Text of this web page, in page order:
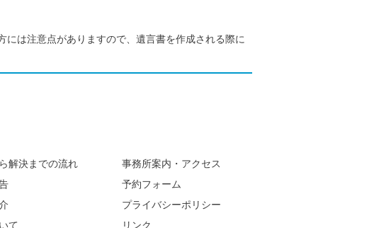
には注意点がありますので、遺言書を作成される際に
解決までの流れ
て
事務所案内・アクセス
予約フォーム
プライバシーポリシー
リンク